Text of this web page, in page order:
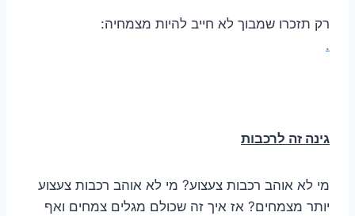
רק תזכרו שמבוך לא חייב להיות מצמחיה:
.
גינה זה לרכבות
מי לא אוהב רכבות צעצוע? מי לא אוהב רכבות צעצוע
יותר מצמחים? אז איך זה שכולם מגלים צמחים ואף